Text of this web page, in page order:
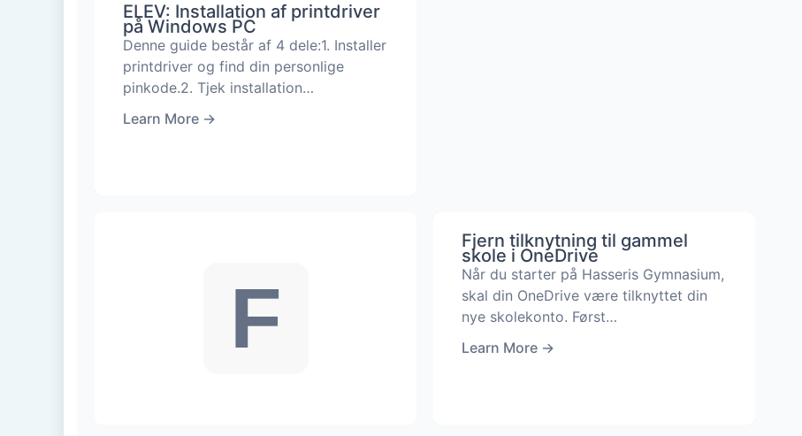
ELEV: Installation af printdriver
på Windows PC
Denne guide består af 4 dele:1. Installer
printdriver og find din personlige
pinkode.2. Tjek installation…
Learn More →
F
Fjern tilknytning til gammel
skole i OneDrive
Når du starter på Hasseris Gymnasium,
skal din OneDrive være tilknyttet din
nye skolekonto. Først…
Learn More →